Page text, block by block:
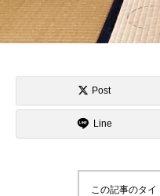
Post
Line
この記事のタ